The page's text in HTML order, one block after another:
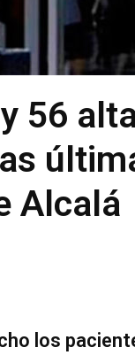
56
Alcalá
los